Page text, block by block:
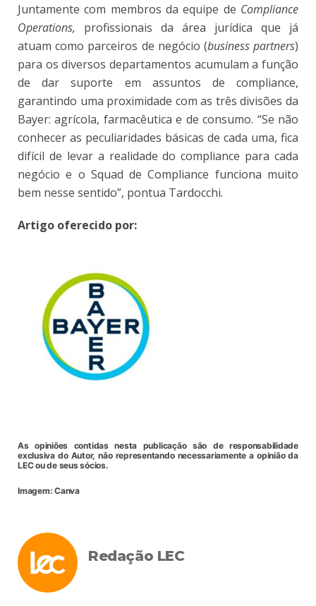
Juntamente com membros da equipe de Compliance
Operations, profissionais da área jurídica que já
atuam como parceiros de negócio (business partners)
para os diversos departamentos acumulam a função
de dar suporte em assuntos de compliance,
garantindo uma proximidade com as três divisões da
Bayer: agrícola, farmacêutica e de consumo. “Se não
conhecer as peculiaridades básicas de cada uma, fica
difícil de levar a realidade do compliance para cada
negócio e o Squad de Compliance funciona muito
bem nesse sentido”, pontua Tardocchi.
Artigo oferecido por:
As opiniões contidas nesta publicação são de responsabilidade
exclusiva do Autor, não representando necessariamente a opinião da
LEC ou de seus sócios.
Imagem: Canva
Redação LEC